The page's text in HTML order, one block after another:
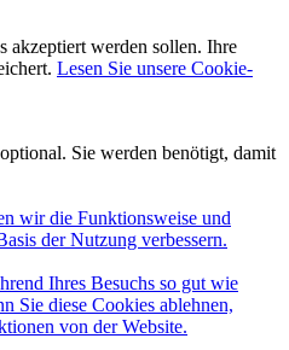
akzeptiert werden sollen. Ihre
Lesen Sie unsere Cookie-
Sie werden benötigt, damit
wir die Funktionsweise und
der Nutzung verbessern.
Ihres Besuchs so gut wie
Sie diese Cookies ablehnen,
von der Website.